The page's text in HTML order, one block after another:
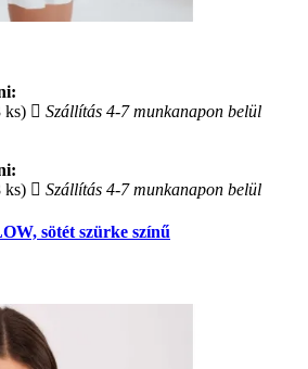
ks)
Szállítás 4-7 munkanapon belül
ks)
Szállítás 4-7 munkanapon belül
sötét szürke színű